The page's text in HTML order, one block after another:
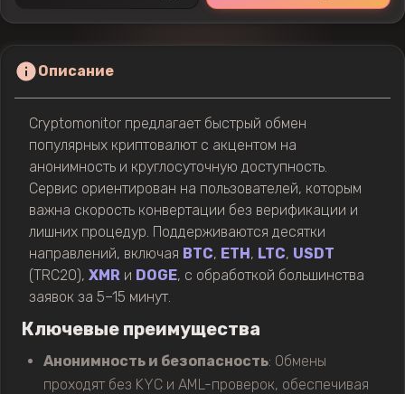
Описание
Cryptomonitor предлагает быстрый обмен
популярных криптовалют с акцентом на
анонимность и круглосуточную доступность.
Сервис ориентирован на пользователей, которым
важна скорость конвертации без верификации и
лишних процедур. Поддерживаются десятки
направлений, включая BTC, ETH, LTC, USDT
(TRC20), XMR и DOGE, с обработкой большинства
заявок за 5–15 минут.
Ключевые преимущества
Анонимность и безопасность: Обмены
проходят без KYC и AML-проверок, обеспечивая